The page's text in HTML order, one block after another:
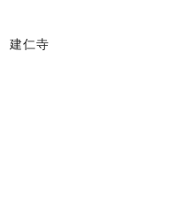
建仁寺